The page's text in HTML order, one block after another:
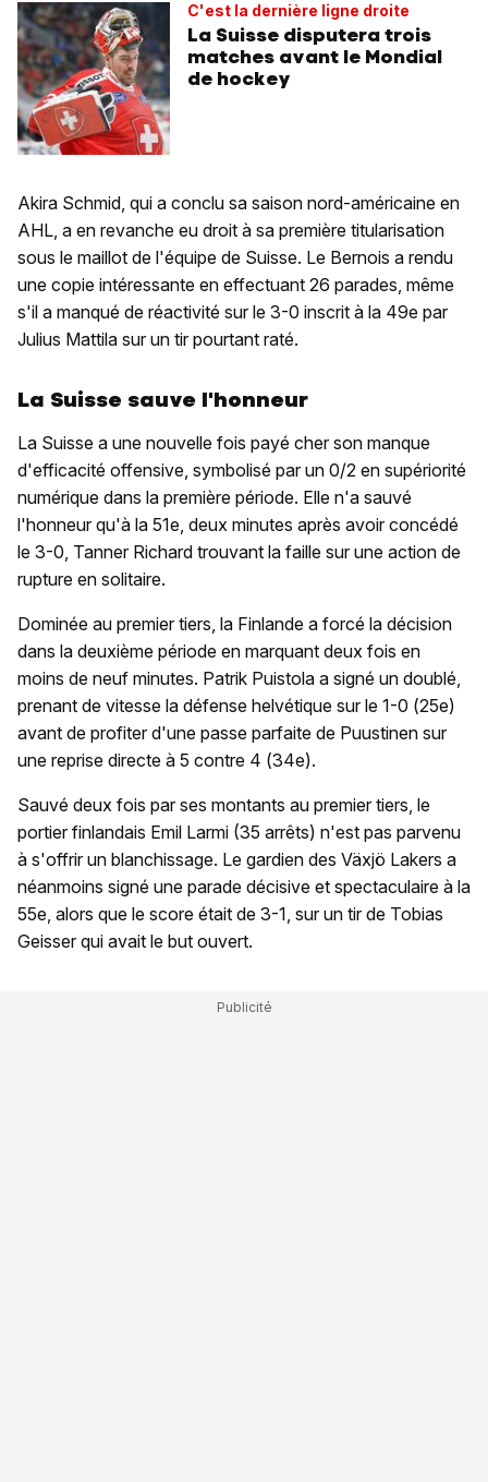
C'est la dernière ligne droite
La Suisse disputera trois
matches avant le Mondial
de hockey
Akira Schmid, qui a conclu sa saison nord-américaine en
AHL, a en revanche eu droit à sa première titularisation
sous le maillot de l'équipe de Suisse. Le Bernois a rendu
une copie intéressante en effectuant 26 parades, même
s'il a manqué de réactivité sur le 3-0 inscrit à la 49e par
Julius Mattila sur un tir pourtant raté.
La Suisse sauve l'honneur
La Suisse a une nouvelle fois payé cher son manque
d'efficacité offensive, symbolisé par un 0/2 en supériorité
numérique dans la première période. Elle n'a sauvé
l'honneur qu'à la 51e, deux minutes après avoir concédé
le 3-0, Tanner Richard trouvant la faille sur une action de
rupture en solitaire.
Dominée au premier tiers, la Finlande a forcé la décision
dans la deuxième période en marquant deux fois en
moins de neuf minutes. Patrik Puistola a signé un doublé,
prenant de vitesse la défense helvétique sur le 1-0 (25e)
avant de profiter d'une passe parfaite de Puustinen sur
une reprise directe à 5 contre 4 (34e).
Sauvé deux fois par ses montants au premier tiers, le
portier finlandais Emil Larmi (35 arrêts) n'est pas parvenu
à s'offrir un blanchissage. Le gardien des Växjö Lakers a
néanmoins signé une parade décisive et spectaculaire à la
55e, alors que le score était de 3-1, sur un tir de Tobias
Geisser qui avait le but ouvert.